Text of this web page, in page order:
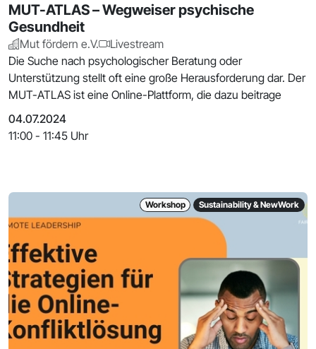
MUT-ATLAS – Wegweiser psychische
Gesundheit
Mut fördern e.V.
Livestream
Die Suche nach psychologischer Beratung oder
Unterstützung stellt oft eine große Herausforderung dar. Der
MUT-ATLAS ist eine Online-Plattform, die dazu beitrage
04.07.2024
11:00 - 11:45 Uhr
Workshop Sustainability & NewWork